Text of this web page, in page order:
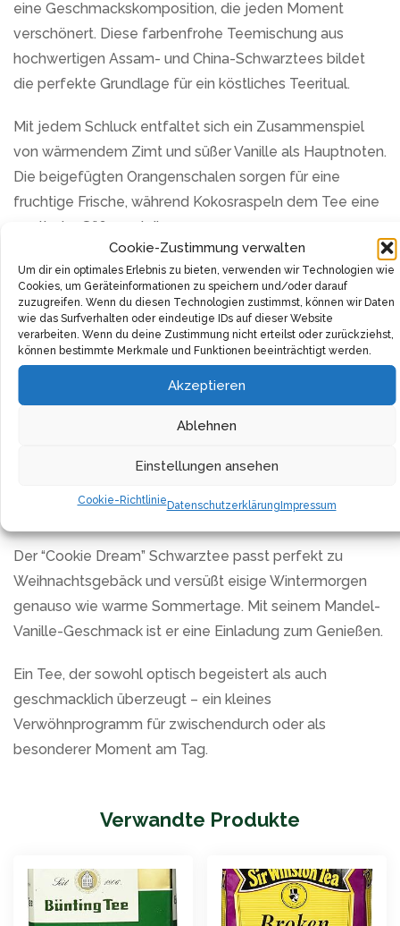
Cookie-Zustimmung verwalten
Um dir ein optimales Erlebnis zu bieten, verwenden wir Technologien wie
Cookies, um Geräteinformationen zu speichern und/oder darauf
zuzugreifen. Wenn du diesen Technologien zustimmst, können wir Daten
wie das Surfverhalten oder eindeutige IDs auf dieser Website
verarbeiten. Wenn du deine Zustimmung nicht erteilst oder zurückziehst,
können bestimmte Merkmale und Funktionen beeinträchtigt werden.
Akzeptieren
Ablehnen
Einstellungen ansehen
Cookie-RichtlinieDatenschutzerklärung Impressum
eine Geschmackskomposition, die jeden Moment
verschönert. Diese farbenfrohe Teemischung aus
hochwertigen Assam- und China-Schwarztees bildet
die perfekte Grundlage für ein köstliches Teeritual.
Mit jedem Schluck entfaltet sich ein Zusammenspiel
von wärmendem Zimt und süßer Vanille als Hauptnoten.
Die beigefügten Orangenschalen sorgen für eine
fruchtige Frische, während Kokosraspeln dem Tee eine
exotische Süße verleihen.
Die Kokosraspeln, Kakaostücke, Zimtrinde, Koriander,
Ingwerstücke, Kardamom, Mandelflakes und Nelken
machen den “Cookie Dream” zu einem vollmundigen
Geschmacksereignis. Die Kombination aus fein-herben
Kakaostücken und pikanten Gewürzen wärmt an kalten
Note ein erfrischendes Geschmackserlebnis. Die
vielseitigen Begleiter für jede Jahreszeit.
Der “Cookie Dream” Schwarztee passt perfekt zu
Weihnachtsgebäck und versüßt eisige Wintermorgen
genauso wie warme Sommertage. Mit seinem Mandel-
Vanille-Geschmack ist er eine Einladung zum Genießen.
Ein Tee, der sowohl optisch begeistert als auch
geschmacklich überzeugt – ein kleines
Verwöhnprogramm für zwischendurch oder als
besonderer Moment am Tag.
Verwandte Produkte